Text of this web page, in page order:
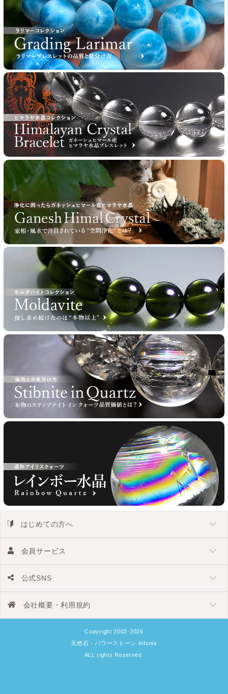
はじめての方へ
会員サービス
公式SNS
会社概要・利用規約
Copyright 2002-2026
天然石・パワーストーン Infonix
ALL rights Reserved.